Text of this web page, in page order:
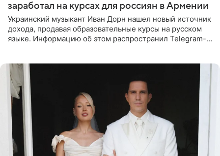
заработал на курсах для россиян в Армении
Украинский музыкант Иван Дорн нашел новый источник
дохода, продавая образовательные курсы на русском
языке. Информацию об этом распространил Telegram-